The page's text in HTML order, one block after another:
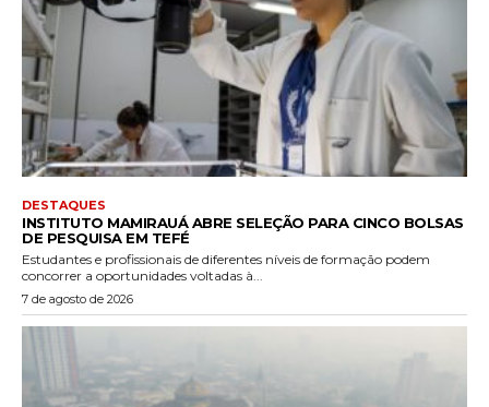
DESTAQUES
INSTITUTO MAMIRAUÁ ABRE SELEÇÃO PARA CINCO BOLSAS
DE PESQUISA EM TEFÉ
Estudantes e profissionais de diferentes níveis de formação podem
concorrer a oportunidades voltadas à...
7 de agosto de 2026